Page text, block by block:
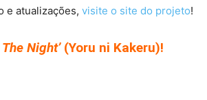
e atualizações, visite o site do projeto!
Night’(Yoru ni Kakeru)!